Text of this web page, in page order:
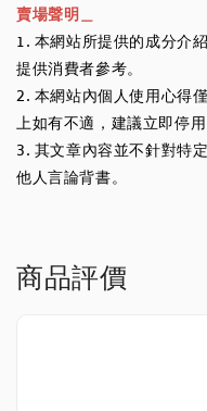
賣場聲明＿
1. 本網站所提供的成分介
提供消費者參考。
2. 本網站內個人使用心得
上如有不適，建議立即停用
3. 其文章內容並不針對特
他人言論背書。
商品評價